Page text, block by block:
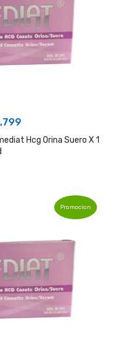
price
Hcg Orina Suero X 1
Promocion